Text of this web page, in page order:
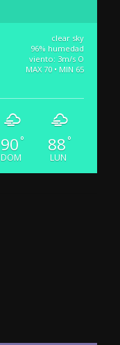
clear sky
96% humedad
viento: 3m/s O
MAX 70 • MIN 65
90 °
DOM
88 °
LUN